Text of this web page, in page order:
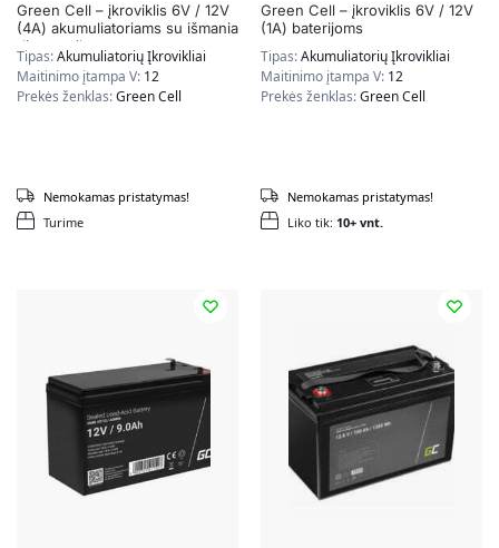
Green Cell – įkroviklis 6V / 12V
(4A) akumuliatoriams su išmania
diagnostika
Tipas:Akumuliatorių Įkrovikliai
Maitinimo įtampa V: 12
Prekės ženklas:Green Cell
Turime
Nemokamas pristatymas!
Green Cell – įkroviklis 6V / 12V
(1A) baterijoms
Tipas:Akumuliatorių Įkrovikliai
Maitinimo įtampa V: 12
Prekės ženklas:Green Cell
Liko tik: 10+ vnt.
Nemokamas pristatymas!